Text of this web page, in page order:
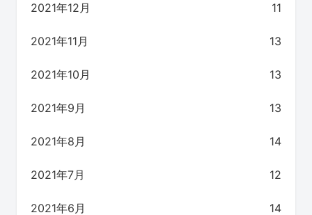
2021年12月 11
2021年11月 13
2021年10月 13
2021年9月 13
2021年8月 14
2021年7月 12
2021年6月 14